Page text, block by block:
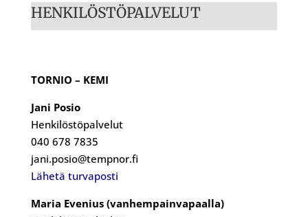
HENKILÖSTÖPALVELUT
TORNIO – KEMI
Jani Posio
Henkilöstöpalvelut
040 678 7835
jani.posio@tempnor.fi
Lähetä turvaposti
Maria Evenius (vanhempainvapaalla)